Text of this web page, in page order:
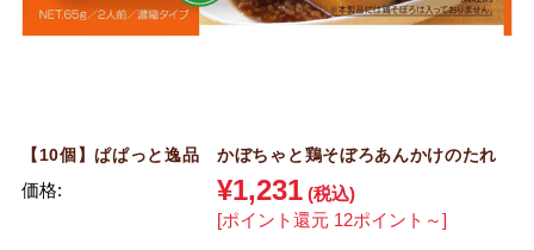
【10個】ぱぱっと逸品 かぼちゃと鶏そぼろあんかけのたれ
価格: ¥1,231 (税込)
[ポイント還元 12ポイント～]